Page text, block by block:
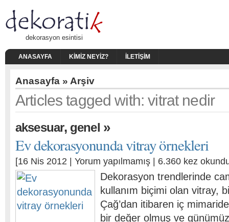
dekorasyon esintisi
ANASAYFA KIMIZ NEYIZ? İLETIŞIM
Anasayfa » Arşiv
Articles tagged with: vitrat nedir
aksesuar, genel »
Ev dekorasyonunda vitray örnekleri
[16 Nis 2012 | Yorum yapılmamış | 6.360 kez
Dekorasyon trendlerinde
kullanım biçimi olan vitray,
Çağ’dan itibaren iç
bir değer olmuş ve